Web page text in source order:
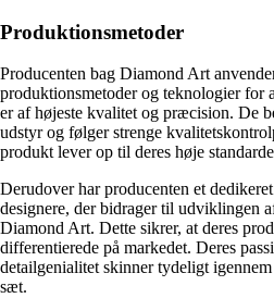
Produktionsmetoder
Producenten bag Diamond Art
produktionsmetoder og teknologier for
er af højeste kvalitet og præcision. De
udstyr og følger strenge
produkt lever op til deres høje
Derudover har producenten et
designere, der bidrager til udviklingen
Diamond Art. Dette sikrer, at deres
differentierede på markedet. Deres
detailgenialitet skinner tydeligt
sæt.